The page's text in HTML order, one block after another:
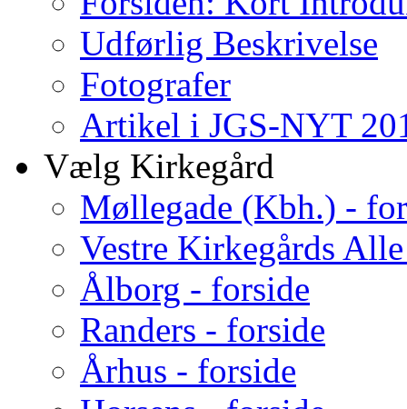
Udførlig Beskrivelse
Fotografer
Artikel i JGS-NYT
Vælg Kirkegård
Møllegade (Kbh.) -
Vestre Kirkegårds
Ålborg - forside
Randers - forside
Århus - forside